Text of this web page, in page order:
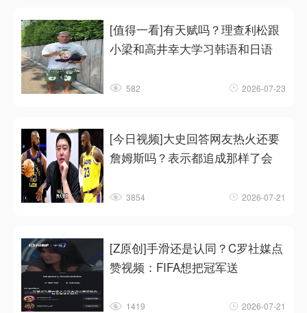
[值得一看]有天赋吗？理查利松跟
小梁和高井幸大学习韩语和日语
582 2026-07-23
[今日视频]大史回答网友热火还要
詹姆斯吗？表示都追成那样了会
3854 2026-07-21
[Z原创]手滑还是认同？C罗社媒点
赞视频：FIFA想把冠军送
1419 2026-07-21